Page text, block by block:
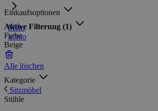
Mein
konto
Einkaufsoptionen
Aktive Filterung (1)
Farbe
Beige
Alle löschen
Kategorie
Sitzmöbel
Stühle